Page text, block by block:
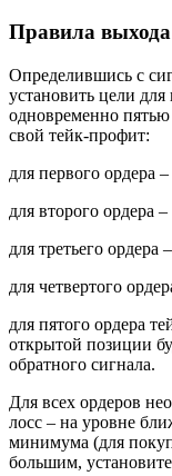
Правила выхода
Определившись с
установить цели
одновременно пятью
свой тейк-профит:
для первого ордера
для второго ордера
для третьего ордера
для четвертого
для пятого ордера
открытой позиции
обратного сигнала.
Для всех ордеров
лосс – на уровне
минимума (для
большим,